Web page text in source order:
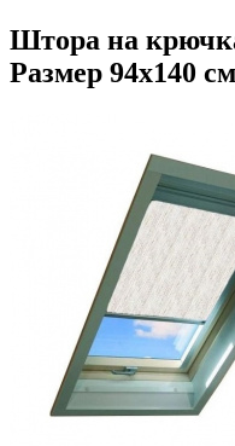
Штора на
Размер 94х140